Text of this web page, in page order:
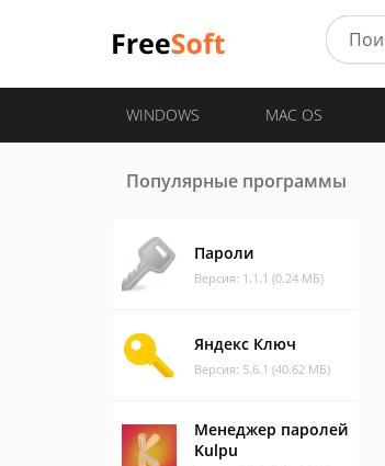
WINDOWS MAC OS
Популярные программы
Пароли
Версия: 1.1.1 (0.24 МБ)
Яндекс Ключ
Версия: 5.6.1 (40.62 МБ)
Менеджер паролей
Kulpu